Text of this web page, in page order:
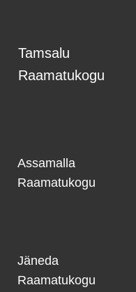
Tamsalu
Raamatukogu
Assamalla
Raamatukogu
Jäneda
Raamatukogu